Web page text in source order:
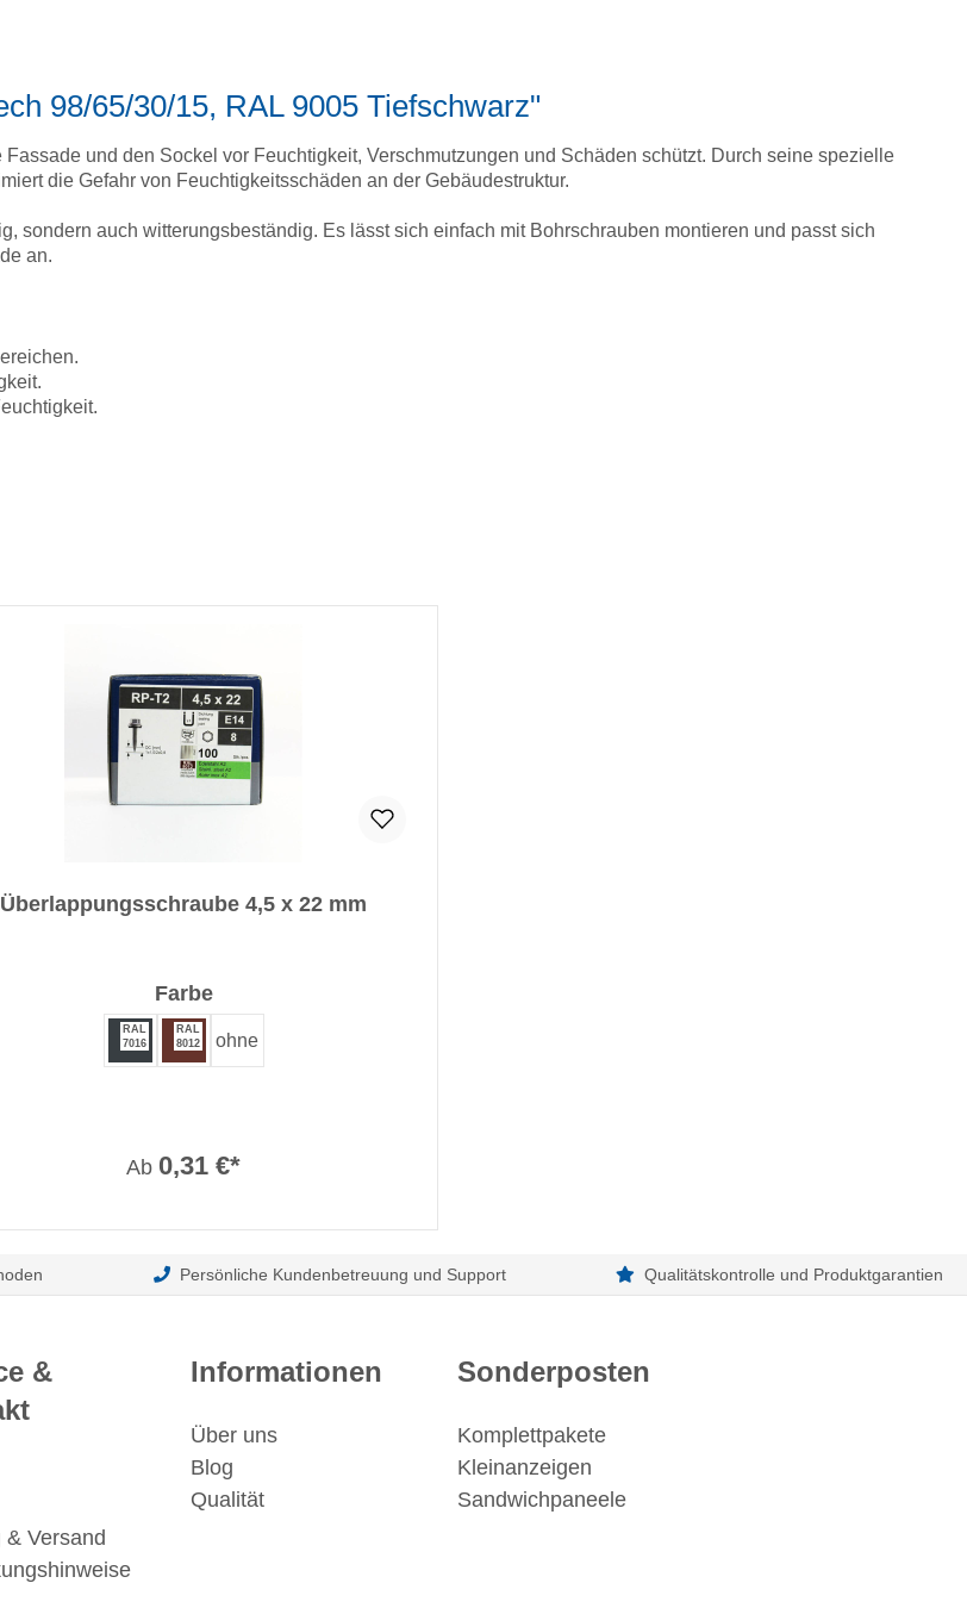
98/65/30/15, RAL 9005 Tiefschwarz"
und den Sockel vor Feuchtigkeit, Verschmutzungen und Schäden schützt. Durch seine spezielle
die Gefahr von Feuchtigkeitsschäden an der Gebäudestruktur.
sondern auch witterungsbeständig. Es lässt sich einfach mit Bohrschrauben montieren und passt sich
an.
Überlappungsschraube 4,5 x 22 mm
Farbeauswählen
RAL
7016
RAL
8012
ohne
Ab 0,31 €*
Persönliche Kundenbetreuung und Support Qualitätskontrolle und Produktgarantien
&
Versand
Informationen
Über uns
Blog
Qualität
Sonderposten
Komplettpakete
Kleinanzeigen
Sandwichpaneele